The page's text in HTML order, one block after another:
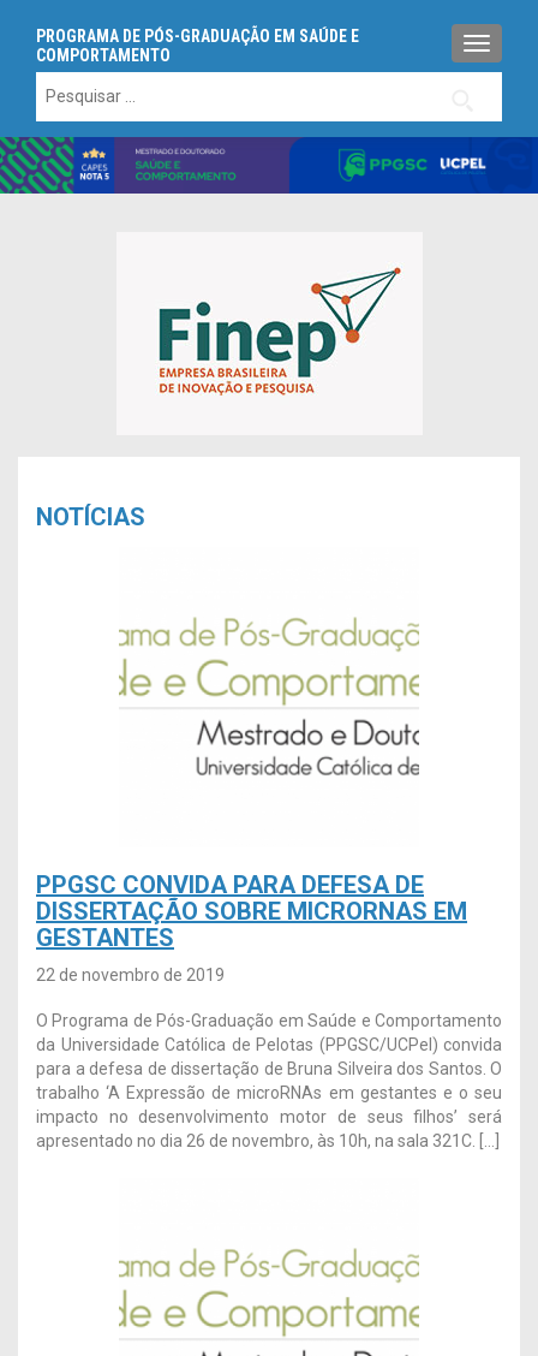
PROGRAMA DE PÓS-GRADUAÇÃO EM SAÚDE E
COMPORTAMENTO
por:
NOTÍCIAS
PPGSC CONVIDA PARA DEFESA DE
DISSERTAÇÃO SOBRE MICRORNAS EM
GESTANTES
22 de novembro de 2019
O Programa de Pós-Graduação em Saúde e Comportamento
da Universidade Católica de Pelotas (PPGSC/UCPel) convida
para a defesa de dissertação de Bruna Silveira dos Santos. O
trabalho ‘A Expressão de microRNAs em gestantes e o seu
impacto no desenvolvimento motor de seus filhos’ será
apresentado no dia 26 de novembro, às 10h, na sala 321C. […]